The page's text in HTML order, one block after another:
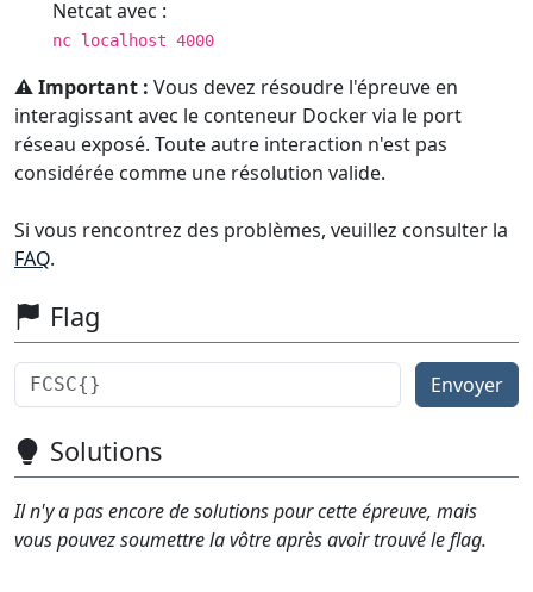
Netcat avec :
nc localhost 4000
⚠️ Important : Vous devez résoudre l'épreuve en
interagissant avec le conteneur Docker via le port
réseau exposé. Toute autre interaction n'est pas
considérée comme une résolution valide.
Si vous rencontrez des problèmes, veuillez consulter la
FAQ.
Flag
Envoyer
Solutions
Il n'y a pas encore de solutions pour cette épreuve, mais
vous pouvez soumettre la vôtre après avoir trouvé le flag.